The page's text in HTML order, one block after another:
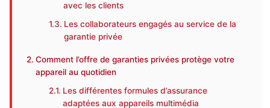
avec les clients
Les collaborateurs engagés au service de la
garantie privée
Comment l’offre de garanties privées protège votre
appareil au quotidien
Les différentes formules d’assurance
adaptées aux appareils multimédia